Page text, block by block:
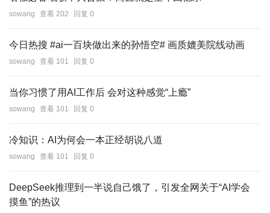
sowang 查看 202 回复 0
今日热搜 #ai一百块做出来的孙悟空# 画质媲美院线动画
sowang 查看 101 回复 0
当你习惯了用AI工作后 会对这种感觉“上瘾”
sowang 查看 101 回复 0
冷知识：AI为何会一本正经胡说八道
sowang 查看 101 回复 0
DeepSeek推理到一半说自己饿了，引发全网关于“AI学会
摸鱼”的热议